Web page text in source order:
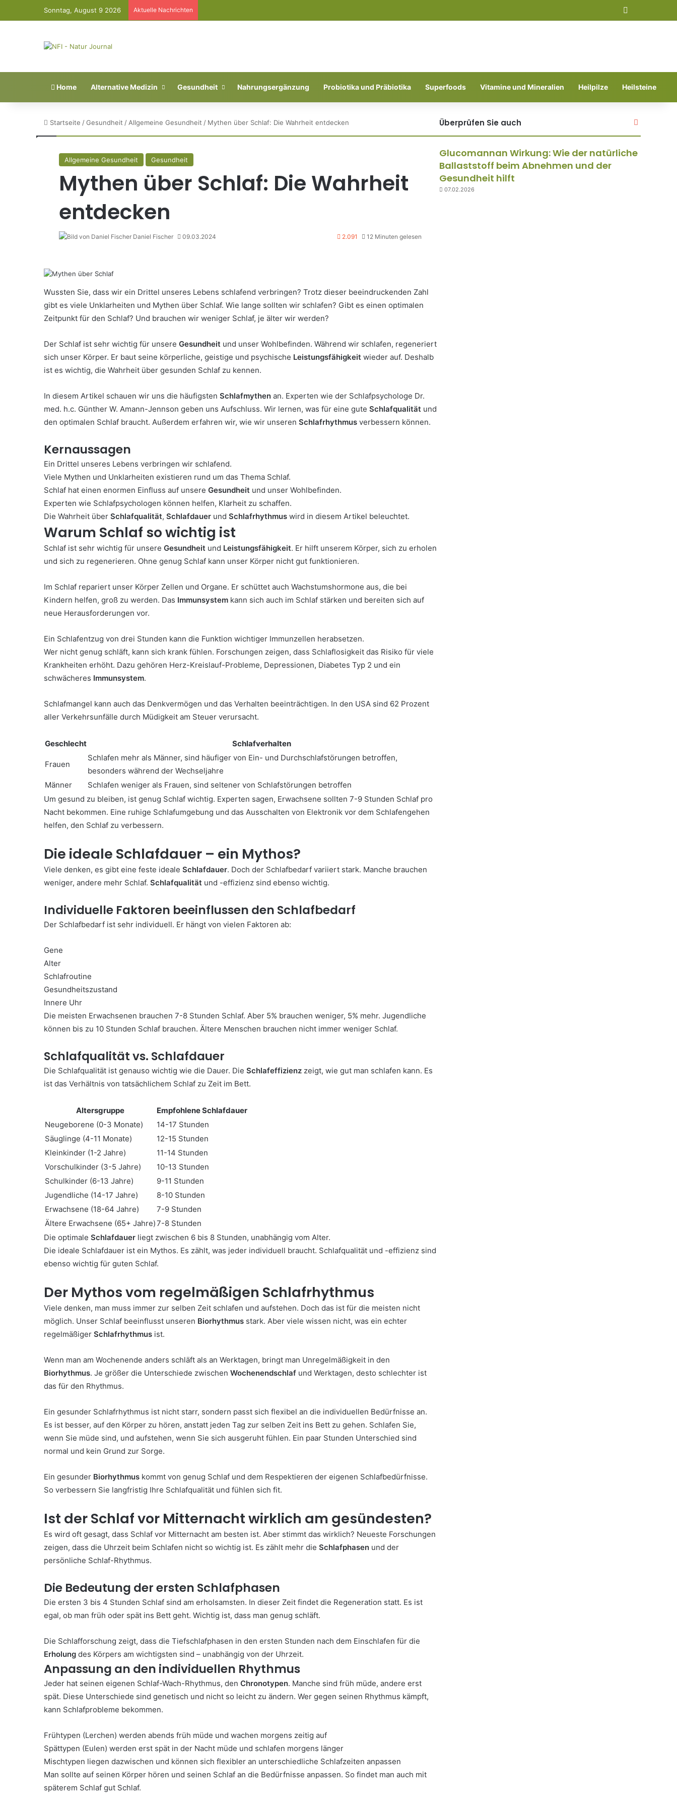
Sonntag, August 9 2026 Aktuelle Nachrichten
Home Alternative Medizin Gesundheit Nahrungsergänzung Probiotika und Präbiotika Superfoods Vitamine und Mineralien Heilpilze Heilsteine
Startseite /Gesundheit / Allgemeine Gesundheit / Mythen über Schlaf: Die Wahrheit entdecken
Allgemeine Gesundheit Gesundheit
Mythen über Schlaf: Die Wahrheit
entdecken
Daniel Fischer 09.03.2024 2.091 12 Minuten gelesen
Wussten Sie, dass wir ein Drittel unseres Lebens schlafend verbringen? Trotz dieser beeindruckenden Zahl
gibt es viele Unklarheiten und Mythen über Schlaf. Wie lange sollten wir schlafen? Gibt es einen optimalen
Zeitpunkt für den Schlaf? Und brauchen wir weniger Schlaf, je älter wir werden?
Der Schlaf ist sehr wichtig für unsere Gesundheit und unser Wohlbefinden. Während wir schlafen, regeneriert
sich unser Körper. Er baut seine körperliche, geistige und psychische Leistungsfähigkeit wieder auf. Deshalb
ist es wichtig, die Wahrheit über gesunden Schlaf zu kennen.
In diesem Artikel schauen wir uns die häufigsten Schlafmythen an. Experten wie der Schlafpsychologe Dr.
med. h.c. Günther W. Amann-Jennson geben uns Aufschluss. Wir lernen, was für eine gute Schlafqualität und
den optimalen Schlaf braucht. Außerdem erfahren wir, wie wir unseren Schlafrhythmus verbessern können.
Kernaussagen
Ein Drittel unseres Lebens verbringen wir schlafend.
Viele Mythen und Unklarheiten existieren rund um das Thema Schlaf.
Schlaf hat einen enormen Einfluss auf unsere Gesundheit und unser Wohlbefinden.
Experten wie Schlafpsychologen können helfen, Klarheit zu schaffen.
Die Wahrheit über Schlafqualität, Schlafdauer und Schlafrhythmus wird in diesem Artikel beleuchtet.
Warum Schlaf so wichtig ist
Schlaf ist sehr wichtig für unsere Gesundheit und Leistungsfähigkeit. Er hilft unserem Körper, sich zu erholen
und sich zu regenerieren. Ohne genug Schlaf kann unser Körper nicht gut funktionieren.
Im Schlaf repariert unser Körper Zellen und Organe. Er schüttet auch Wachstumshormone aus, die bei
Kindern helfen, groß zu werden. Das Immunsystem kann sich auch im Schlaf stärken und bereiten sich auf
neue Herausforderungen vor.
Ein Schlafentzug von drei Stunden kann die Funktion wichtiger Immunzellen herabsetzen.
Wer nicht genug schläft, kann sich krank fühlen. Forschungen zeigen, dass Schlaflosigkeit das Risiko für viele
Krankheiten erhöht. Dazu gehören Herz-Kreislauf-Probleme, Depressionen, Diabetes Typ 2 und ein
schwächeres Immunsystem.
Schlafmangel kann auch das Denkvermögen und das Verhalten beeinträchtigen. In den USA sind 62 Prozent
aller Verkehrsunfälle durch Müdigkeit am Steuer verursacht.
Geschlecht Schlafverhalten
Frauen
Schlafen mehr als Männer, sind häufiger von Ein- und Durchschlafstörungen betroffen,
besonders während der Wechseljahre
Männer
Schlafen weniger als Frauen, sind seltener von Schlafstörungen betroffen
Um gesund zu bleiben, ist genug Schlaf wichtig. Experten sagen, Erwachsene sollten 7-9 Stunden Schlaf pro
Nacht bekommen. Eine ruhige Schlafumgebung und das Ausschalten von Elektronik vor dem Schlafengehen
helfen, den Schlaf zu verbessern.
Die ideale Schlafdauer – ein Mythos?
Viele denken, es gibt eine feste ideale Schlafdauer. Doch der Schlafbedarf variiert stark. Manche brauchen
weniger, andere mehr Schlaf. Schlafqualität und -effizienz sind ebenso wichtig.
Individuelle Faktoren beeinflussen den Schlafbedarf
Der Schlafbedarf ist sehr individuell. Er hängt von vielen Faktoren ab:
Gene
Alter
Schlafroutine
Gesundheitszustand
Innere Uhr
Die meisten Erwachsenen brauchen 7-8 Stunden Schlaf. Aber 5% brauchen weniger, 5% mehr. Jugendliche
können bis zu 10 Stunden Schlaf brauchen. Ältere Menschen brauchen nicht immer weniger Schlaf.
Schlafqualität vs. Schlafdauer
Die Schlafqualität ist genauso wichtig wie die Dauer. Die Schlafeffizienz zeigt, wie gut man schlafen kann. Es
ist das Verhältnis von tatsächlichem Schlaf zu Zeit im Bett.
Altersgruppe
Empfohlene Schlafdauer
Neugeborene (0-3 Monate)
14-17 Stunden
Säuglinge (4-11 Monate)
12-15 Stunden
Kleinkinder (1-2 Jahre)
11-14 Stunden
Vorschulkinder (3-5 Jahre)
10-13 Stunden
Schulkinder (6-13 Jahre)
9-11 Stunden
Jugendliche (14-17 Jahre)
8-10 Stunden
Erwachsene (18-64 Jahre)
7-9 Stunden
Ältere Erwachsene (65+ Jahre)7-8 Stunden
Die optimale Schlafdauer liegt zwischen 6 bis 8 Stunden, unabhängig vom Alter.
Die ideale Schlafdauer ist ein Mythos. Es zählt, was jeder individuell braucht. Schlafqualität und -effizienz sind
ebenso wichtig für guten Schlaf.
Der Mythos vom regelmäßigen Schlafrhythmus
Viele denken, man muss immer zur selben Zeit schlafen und aufstehen. Doch das ist für die meisten nicht
möglich. Unser Schlaf beeinflusst unseren Biorhythmus stark. Aber viele wissen nicht, was ein echter
regelmäßiger Schlafrhythmus ist.
Wenn man am Wochenende anders schläft als an Werktagen, bringt man Unregelmäßigkeit in den
Biorhythmus. Je größer die Unterschiede zwischen Wochenendschlaf und Werktagen, desto schlechter ist
das für den Rhythmus.
Ein gesunder Schlafrhythmus ist nicht starr, sondern passt sich flexibel an die individuellen Bedürfnisse an.
Es ist besser, auf den Körper zu hören, anstatt jeden Tag zur selben Zeit ins Bett zu gehen. Schlafen Sie,
wenn Sie müde sind, und aufstehen, wenn Sie sich ausgeruht fühlen. Ein paar Stunden Unterschied sind
normal und kein Grund zur Sorge.
Ein gesunder Biorhythmus kommt von genug Schlaf und dem Respektieren der eigenen Schlafbedürfnisse.
So verbessern Sie langfristig Ihre Schlafqualität und fühlen sich fit.
Ist der Schlaf vor Mitternacht wirklich am gesündesten?
Es wird oft gesagt, dass Schlaf vor Mitternacht am besten ist. Aber stimmt das wirklich? Neueste Forschungen
zeigen, dass die Uhrzeit beim Schlafen nicht so wichtig ist. Es zählt mehr die Schlafphasen und der
persönliche Schlaf-Rhythmus.
Die Bedeutung der ersten Schlafphasen
Die ersten 3 bis 4 Stunden Schlaf sind am erholsamsten. In dieser Zeit findet die Regeneration statt. Es ist
egal, ob man früh oder spät ins Bett geht. Wichtig ist, dass man genug schläft.
Die Schlafforschung zeigt, dass die Tiefschlafphasen in den ersten Stunden nach dem Einschlafen für die
Erholung des Körpers am wichtigsten sind – unabhängig von der Uhrzeit.
Anpassung an den individuellen Rhythmus
Jeder hat seinen eigenen Schlaf-Wach-Rhythmus, den Chronotypen. Manche sind früh müde, andere erst
spät. Diese Unterschiede sind genetisch und nicht so leicht zu ändern. Wer gegen seinen Rhythmus kämpft,
kann Schlafprobleme bekommen.
Frühtypen (Lerchen) werden abends früh müde und wachen morgens zeitig auf
Spättypen (Eulen) werden erst spät in der Nacht müde und schlafen morgens länger
Mischtypen liegen dazwischen und können sich flexibler an unterschiedliche Schlafzeiten anpassen
Man sollte auf seinen Körper hören und seinen Schlaf an die Bedürfnisse anpassen. So findet man auch mit
späterem Schlaf gut Schlaf.
Überprüfen Sie auch
Glucomannan Wirkung: Wie der natürliche
Ballaststoff beim Abnehmen und der
Gesundheit hilft
07.02.2026